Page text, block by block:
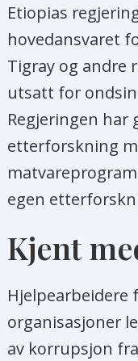
Etiopias
hovedansvaret
Tigray og andre
utsatt for
Regjeringen har
etterforskning
egen
Kjent
organisasjoner
av korrupsjon